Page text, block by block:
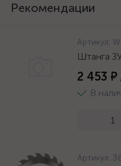
Рекомендации
Артикул:
Штанга
2 453 ₽
В
Артикул: